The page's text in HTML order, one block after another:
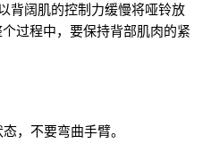
背阔肌的控制力缓慢将哑铃放
过程中，要保持背部肌肉的紧
，不要弯曲手臂。